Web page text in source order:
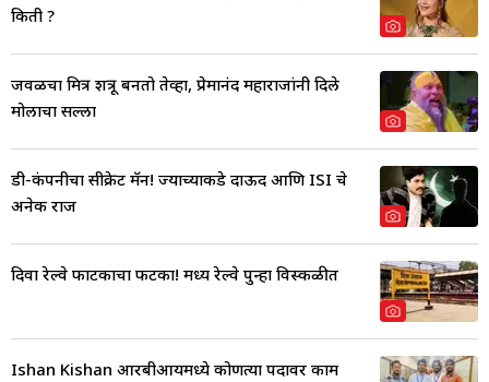
किती ?
जवळचा मित्र शत्रू बनतो तेव्हा, प्रेमानंद महाराजांनी दिले
मोलाचा सल्ला
डी-कंपनीचा सीक्रेट मॅन! ज्याच्याकडे दाऊद आणि ISI चे
अनेक राज
दिवा रेल्वे फाटकाचा फटका! मध्य रेल्वे पुन्हा विस्कळीत
Ishan Kishan आरबीआयमध्ये कोणत्या पदावर काम